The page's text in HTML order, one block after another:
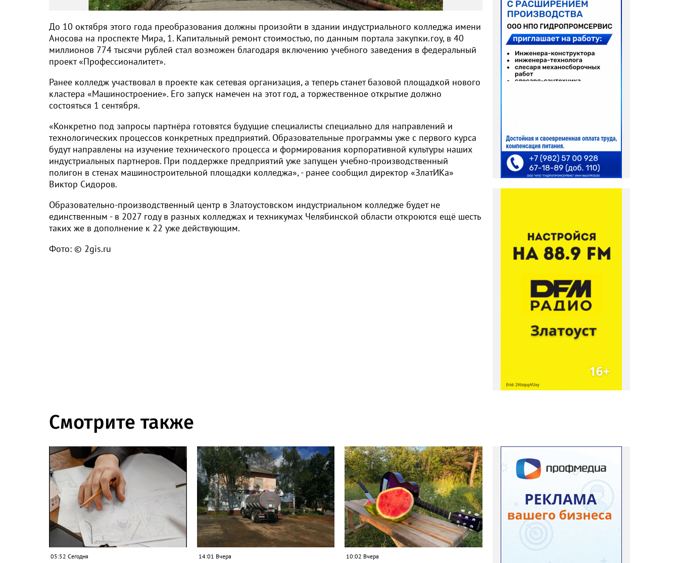
До 10 октября этого года преобразования должны произойти в здании индустриального колледжа имени
Аносова на проспекте Мира, 1. Капитальный ремонт стоимостью, по данным портала закупки.гоу, в 40
миллионов 774 тысячи рублей стал возможен благодаря включению учебного заведения в федеральный
проект «Профессионалитет».
Ранее колледж участвовал в проекте как сетевая организация, а теперь станет базовой площадкой нового
кластера «Машиностроение». Его запуск намечен на этот год, а торжественное открытие должно
состояться 1 сентября.
«Конкретно под запросы партнёра готовятся будущие специалисты специально для направлений и
технологических процессов конкретных предприятий. Образовательные программы уже с первого курса
будут направлены на изучение технического процесса и формирования корпоративной культуры наших
индустриальных партнеров. При поддержке предприятий уже запущен учебно-производственный
полигон в стенах машиностроительной площадки колледжа», - ранее сообщил директор «ЗлатИКа»
Виктор Сидоров.
Образовательно-производственный центр в Златоустовском индустриальном колледже будет не
единственным - в 2027 году в разных колледжах и техникумах Челябинской области откроются ещё шесть
таких же в дополнение к 22 уже действующим.
Фото: © 2gis.ru
Смотрите также
05:52 Сегодня 14:01 Вчера 10:02 Вчера